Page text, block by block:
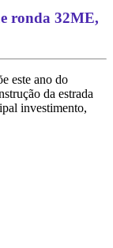
ronda 32ME,
este ano do
da estrada
investimento,